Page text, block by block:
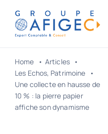
Passer
contenu
Qui-
Home
Articles
Les Echos Patrimoine
Une collecte en hausse de
10 % : la pierre papier
affiche son dynamisme